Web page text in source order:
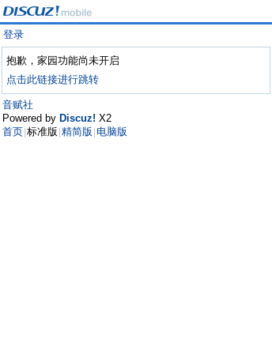
登录
抱歉，家园功能尚未开启
点击此链接进行跳转
音赋社
Powered by Discuz! X2
首页 标准版 精简版 电脑版